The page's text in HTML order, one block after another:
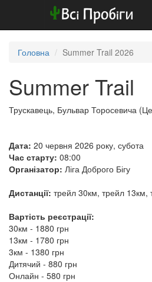
Головна Summer Trail 2026
Summer Trail
Трускавець, Бульвар Торосевича
Дата: 20 червня 2026 року, субота
Час старту: 08:00
Організатор: Ліга Доброго Бігу
Дистанції: трейл 30км, трейл 13км,
Вартість реєстрації:
30км - 1880 грн
13км - 1780 грн
3км - 1380 грн
Дитячий - 880 грн
​​​​​​​Онлайн - 580 грн